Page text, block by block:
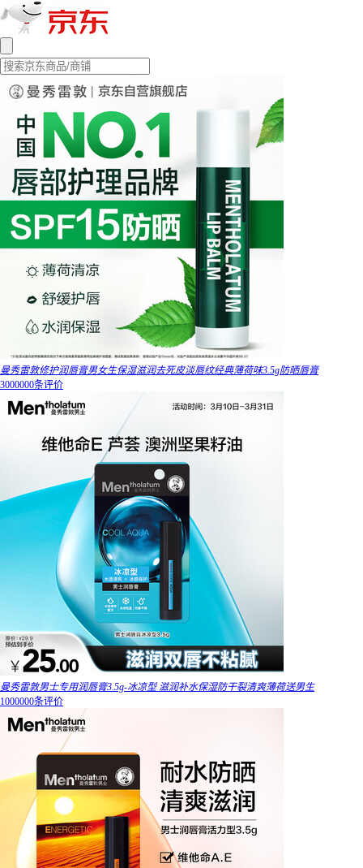
曼秀雷敦修护润唇膏男女生保湿滋润去死皮淡唇纹经典薄荷味3.5g防晒唇膏
3000000条评价
曼秀雷敦男士专用润唇膏3.5g-冰凉型 滋润补水保湿防干裂清爽薄荷送男生
1000000条评价